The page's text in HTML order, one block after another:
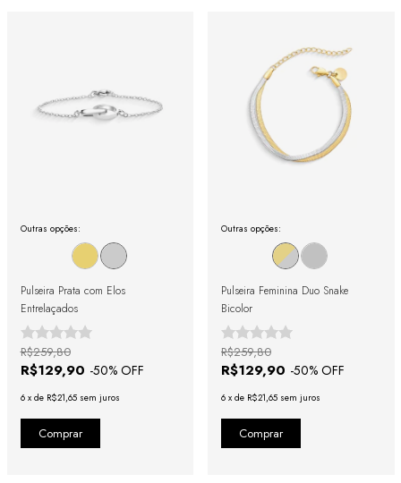
Outras opções:
Pulseira Prata com Elos
Entrelaçados
R$129,90 -50% OFF
R$259,80
6 x de R$21,65 sem juros
Outras opções:
Pulseira Feminina Duo Snake
Bicolor
R$129,90 -50% OFF
R$259,80
6 x de R$21,65 sem juros